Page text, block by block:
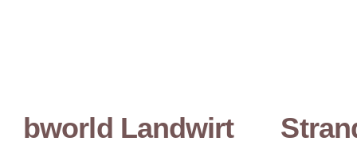
bworld Landwirt